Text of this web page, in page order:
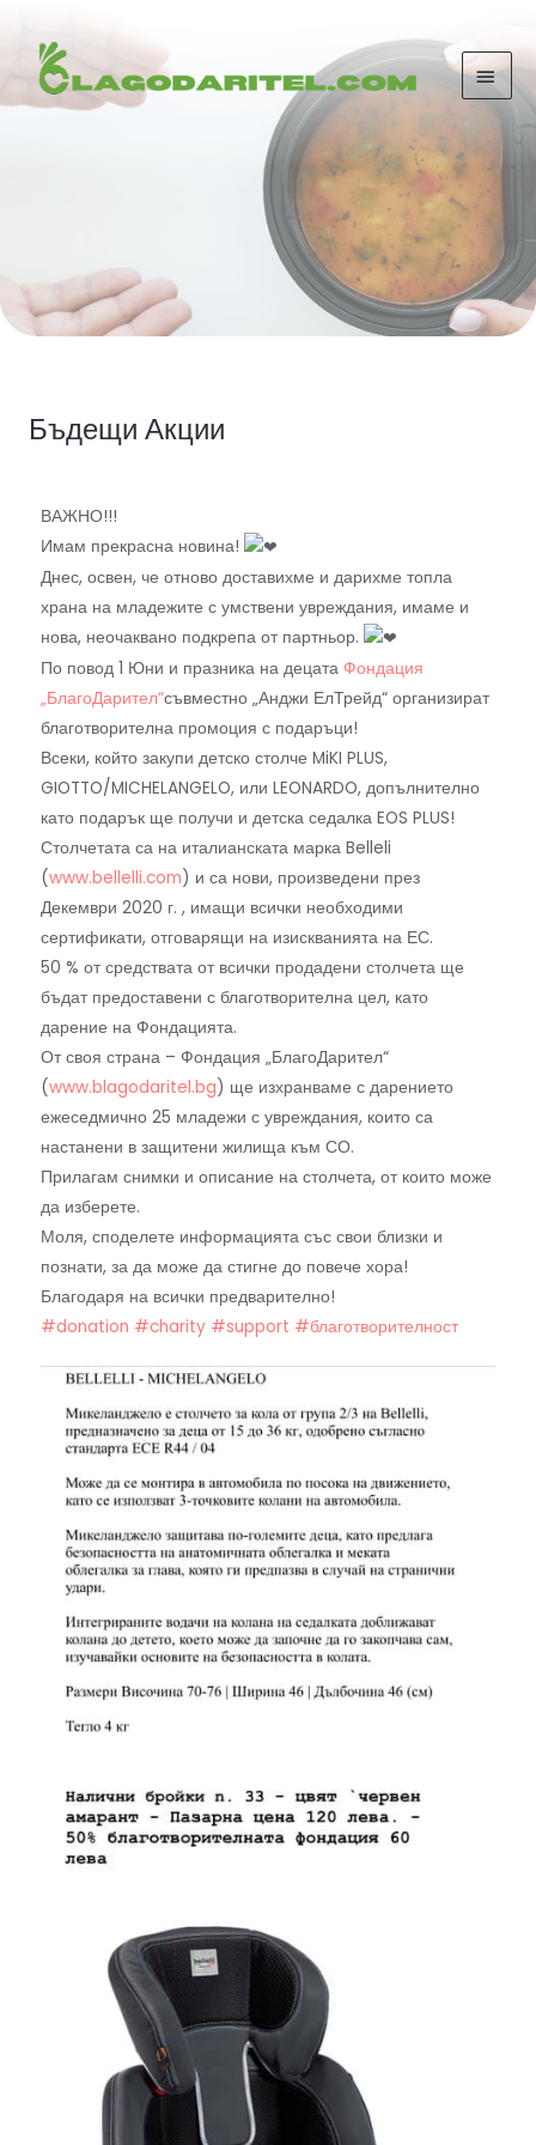
Бъдещи Акции
ВАЖНО!!!
Имам прекрасна новина!
Днес, освен, че отново доставихме и дарихме топла
храна на младежите с умствени увреждания, имаме и
нова, неочаквано подкрепа от партньор.
По повод 1 Юни и празника на децата Фондация
„БлагоДарител“съвместно „Анджи ЕлТрейд“ организират
благотворителна промоция с подаръци!
Всеки, който закупи детско столче MiKI PLUS,
GIOTTO/MICHELANGELO, или LEONARDO, допълнително
като подарък ще получи и детска седалка EOS PLUS!
Столчетата са на италианската марка Belleli
(www.bellelli.com) и са нови, произведени през
Декември 2020 г. , имащи всички необходими
сертификати, отговарящи на изискванията на ЕС.
50 % от средствата от всички продадени столчета ще
бъдат предоставени с благотворителна цел, като
дарение на Фондацията.
От своя страна – Фондация „БлагоДарител“
(www.blagodaritel.bg) ще изхранваме с дарението
ежеседмично 25 младежи с увреждания, които са
настанени в защитени жилища към СО.
Прилагам снимки и описание на столчета, от които може
да изберете.
Моля, споделете информацията със свои близки и
познати, за да може да стигне до повече хора!
Благодаря на всички предварително!
#donation #charity #support #благотворителност